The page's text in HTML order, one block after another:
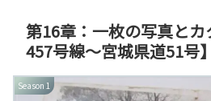
第16章：一枚の写真と
457号線～宮城県道51号】
Season 1